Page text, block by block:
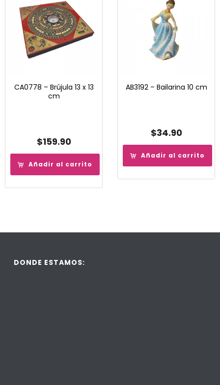
CA0778 – Brújula 13 x 13
cm
$159.90
Añadir al carrito
AB3192 – Bailarina 10 cm
$34.90
Añadir al carrito
DONDE ESTAMOS: